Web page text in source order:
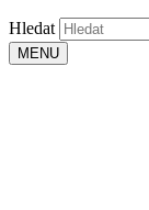
Hledat
MENU